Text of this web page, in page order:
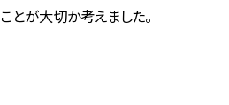
とが大切か考えました。